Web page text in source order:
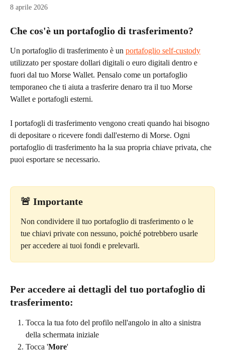
8 aprile 2026
Che cos'è un portafoglio di trasferimento?
Un portafoglio di trasferimento è un portafoglio self-custody
utilizzato per spostare dollari digitali o euro digitali dentro e
fuori dal tuo Morse Wallet. Pensalo come un portafoglio
temporaneo che ti aiuta a trasferire denaro tra il tuo Morse
Wallet e portafogli esterni.
I portafogli di trasferimento vengono creati quando hai bisogno
di depositare o ricevere fondi dall'esterno di Morse. Ogni
portafoglio di trasferimento ha la sua propria chiave privata, che
puoi esportare se necessario.
🚨 Importante
Non condividere il tuo portafoglio di trasferimento o le
tue chiavi private con nessuno, poiché potrebbero usarle
per accedere ai tuoi fondi e prelevarli.
Per accedere ai dettagli del tuo portafoglio di
trasferimento:
Tocca la tua foto del profilo nell'angolo in alto a sinistra
della schermata iniziale
Tocca 'More'